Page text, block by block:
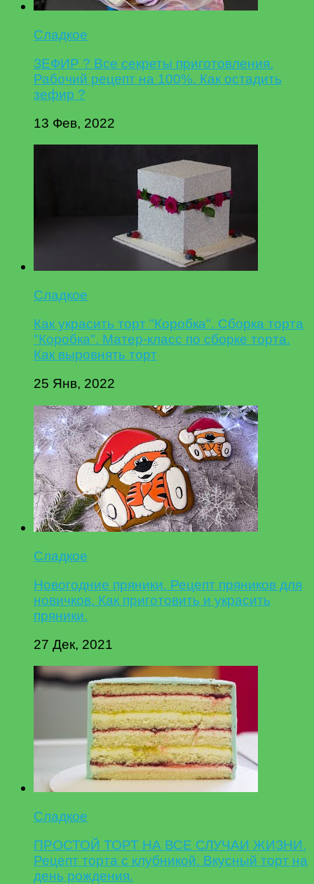
Сладкое
ЗЕФИР ? Все секреты приготовления.
Рабочий рецепт на 100%. Как остадить
зефир ?
13 Фев, 2022
Сладкое
Как украсить торт "Коробка". Сборка торта
"Коробка". Матер-класс по сборке торта.
Как выровнять торт
25 Янв, 2022
Сладкое
Новогодние пряники. Рецепт пряников для
новичков. Как приготовить и украсить
пряники.
27 Дек, 2021
Сладкое
ПРОСТОЙ ТОРТ НА ВСЕ СЛУЧАИ ЖИЗНИ.
Рецепт торта с клубникой. Вкусный торт на
день рождения.